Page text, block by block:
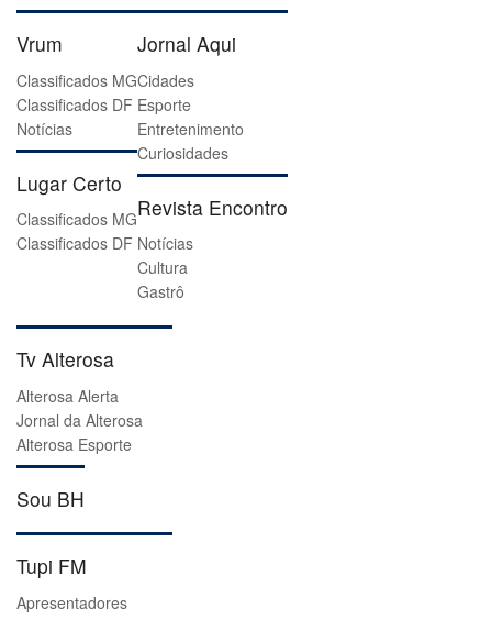
Vrum
Classificados MG
Classificados DF
Notícias
Lugar Certo
Classificados MG
Classificados DF
Jornal Aqui
Cidades
Esporte
Entretenimento
Curiosidades
Revista Encontro
Notícias
Cultura
Gastrô
Tv Alterosa
Alterosa Alerta
Jornal da Alterosa
Alterosa Esporte
Sou BH
Tupi FM
Apresentadores